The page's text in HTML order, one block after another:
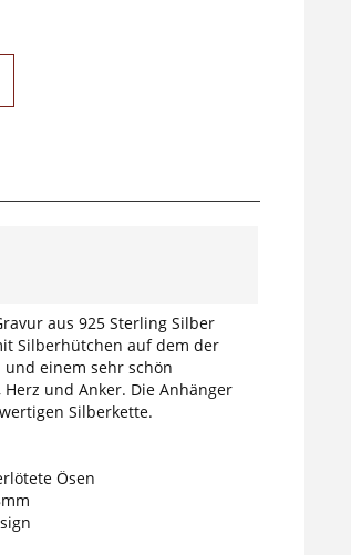
aus 925 Sterling Silber
Silberhütchen auf dem der
einem sehr schön
und Anker. Die Anhänger
Silberkette.
Ösen